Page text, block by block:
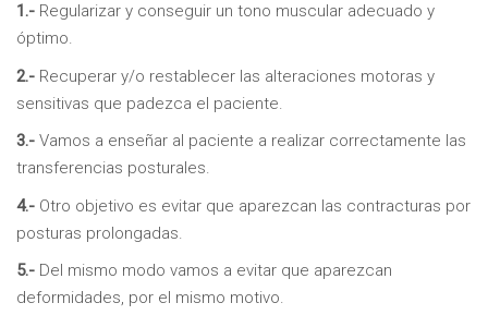
1.- Regularizar y conseguir un tono muscular adecuado y
óptimo.
2.- Recuperar y/o restablecer las alteraciones motoras y
sensitivas que padezca el paciente.
3.- Vamos a enseñar al paciente a realizar correctamente las
transferencias posturales.
4.- Otro objetivo es evitar que aparezcan las contracturas por
posturas prolongadas.
5.- Del mismo modo vamos a evitar que aparezcan
deformidades, por el mismo motivo.